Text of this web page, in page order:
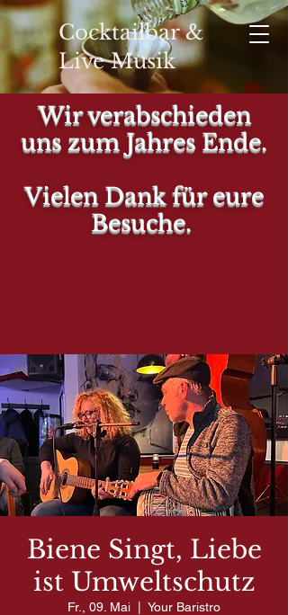
Cocktailbar &
Live Musik
Wir verabschieden
uns zum Jahres Ende.
Vielen Dank für eure
Besuche.
Biene Singt, Liebe
ist Umweltschutz
Fr., 09. Mai Your Baristro